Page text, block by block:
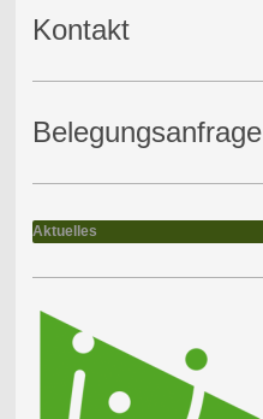
Kontakt
Belegungsanfrage
Aktuelles